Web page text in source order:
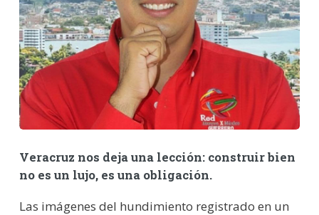
Veracruz nos deja una lección: construir bien
no es un lujo, es una obligación.
Las imágenes del hundimiento registrado en un